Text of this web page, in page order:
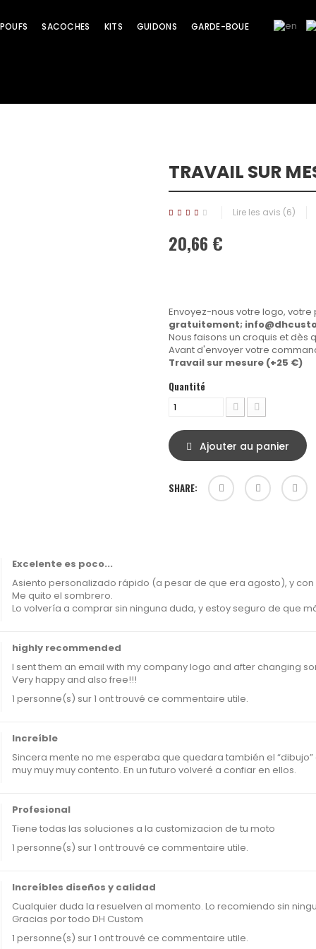
POUFS SACOCHES KITS GUIDONS GARDE-BOUE
TRAVAIL SUR
Lire les avis (6)
20,66 €
Envoyez-nous votre logo,
gratuitement;
Nous faisons un croquis et dès
Avant d'envoyer votre
Travail sur mesure (+25 €)
Quantité
Ajouter au panier
SHARE:
Excelente es poco...
Asiento personalizado rápido (a pesar de que era agosto), y
Me quito el sombrero.
Lo volvería a comprar sin ninguna duda, y estoy seguro de que
highly recommended
I sent them an email with my company logo and after changing
Very happy and also free!!!
1 personne(s) sur 1 ont trouvé ce commentaire utile.
Increíble
Sincera mente no me esperaba que quedara también el
muy muy muy contento. En un futuro volveré a confiar en ellos.
Profesional
Tiene todas las soluciones a la customizacion de tu moto
1 personne(s) sur 1 ont trouvé ce commentaire utile.
Increíbles diseños y calidad
Cualquier duda la resuelven al momento. Lo recomiendo sin
Gracias por todo DH Custom
1 personne(s) sur 1 ont trouvé ce commentaire utile.